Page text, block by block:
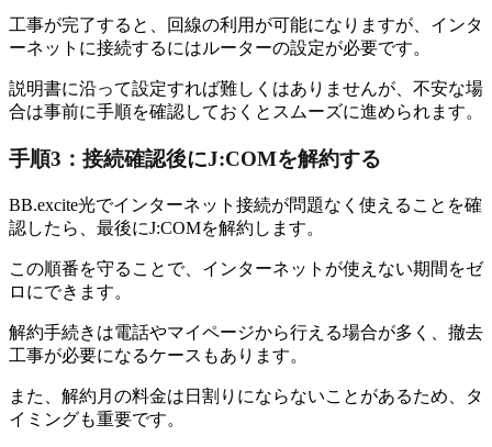
工事が完了すると、回線の利用が可能になりますが、インタ
ーネットに接続するにはルーターの設定が必要です。
説明書に沿って設定すれば難しくはありませんが、不安な場
合は事前に手順を確認しておくとスムーズに進められます。
手順3：接続確認後にJ:COMを解約する
BB.excite光でインターネット接続が問題なく使えることを確
認したら、最後にJ:COMを解約します。
この順番を守ることで、インターネットが使えない期間をゼ
ロにできます。
解約手続きは電話やマイページから行える場合が多く、撤去
工事が必要になるケースもあります。
また、解約月の料金は日割りにならないことがあるため、タ
イミングも重要です。